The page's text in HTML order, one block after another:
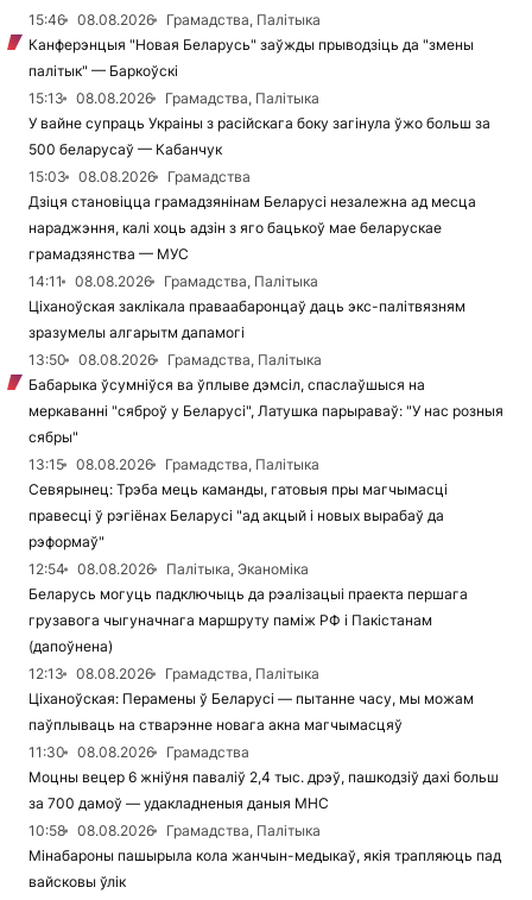
15:46 08.08.2026
Грамадства, Палітыка
Канферэнцыя "Новая Беларусь" заўжды прыводзіць да "змены
палітык" — Баркоўскі
15:13
08.08.2026
Грамадства, Палітыка
У вайне супраць Украіны з расійскага боку загінула ўжо больш за
500 беларусаў — Кабанчук
15:03
08.08.2026
Грамадства
Дзіця становіцца грамадзянінам Беларусі незалежна ад месца
нараджэння, калі хоць адзін з яго бацькоў мае беларускае
грамадзянства — МУС
14:11
08.08.2026
Грамадства, Палітыка
Ціханоўская заклікала праваабаронцаў даць экс-палітвязням
зразумелы алгарытм дапамогі
13:50
08.08.2026
Грамадства, Палітыка
Бабарыка ўсумніўся ва ўплыве дэмсіл, спаслаўшыся на
меркаванні "сяброў у Беларусі", Латушка парыраваў: "У нас розныя
сябры"
13:15
08.08.2026
Грамадства, Палітыка
Севярынец: Трэба мець каманды, гатовыя пры магчымасці
правесці ў рэгіёнах Беларусі "ад акцый і новых вырабаў да
рэформаў"
12:54
08.08.2026
Палітыка, Эканоміка
Беларусь могуць падключыць да рэалізацыі праекта першага
грузавога чыгуначнага маршруту паміж РФ і Пакістанам
(дапоўнена)
12:13
08.08.2026
Грамадства, Палітыка
Ціханоўская: Перамены ў Беларусі — пытанне часу, мы можам
паўплываць на стварэнне новага акна магчымасцяў
11:30
08.08.2026
Грамадства
Моцны вецер 6 жніўня паваліў 2,4 тыс. дрэў, пашкодзіў дахі больш
за 700 дамоў — удакладненыя даныя МНС
10:58
08.08.2026
Грамадства, Палітыка
Мінабароны пашырыла кола жанчын-медыкаў, якія трапляюць пад
вайсковы ўлік